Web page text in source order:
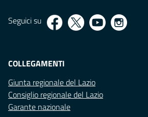
Seguici su
COLLEGAMENTI
Giunta regionale del Lazio
Consiglio regionale del Lazio
Garante nazionale